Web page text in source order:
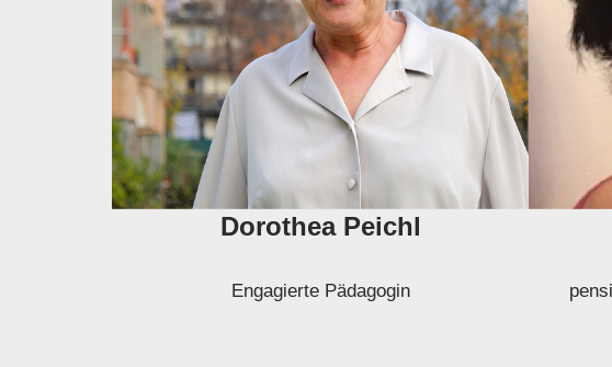
Dorothea Peichl
Engagierte Pädagogin